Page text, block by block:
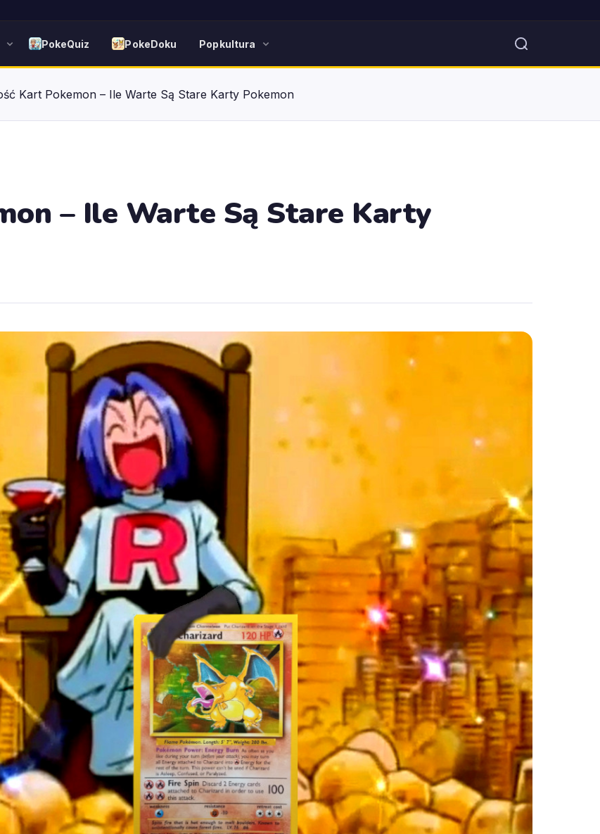
PokeQuiz PokeDoku Popkultura
Kart Pokemon – Ile Warte Są Stare Karty Pokemon
– Ile Warte Są Stare Karty